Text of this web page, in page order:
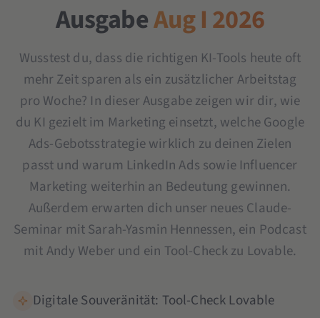
AusgabeAug I 2026
Wusstest du, dass die richtigen KI-Tools heute oft
mehr Zeit sparen als ein zusätzlicher Arbeitstag
pro Woche? In dieser Ausgabe zeigen wir dir, wie
du KI gezielt im Marketing einsetzt, welche Google
Ads-Gebotsstrategie wirklich zu deinen Zielen
passt und warum LinkedIn Ads sowie Influencer
Marketing weiterhin an Bedeutung gewinnen.
Außerdem erwarten dich unser neues Claude-
Seminar mit Sarah-Yasmin Hennessen, ein Podcast
mit Andy Weber und ein Tool-Check zu Lovable.
Digitale Souveränität: Tool-Check Lovable